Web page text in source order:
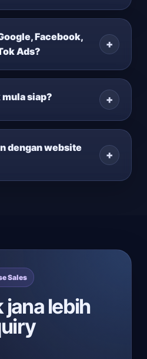
Facebook,
Ads?
siap?
dengan website
Sales
jana lebih